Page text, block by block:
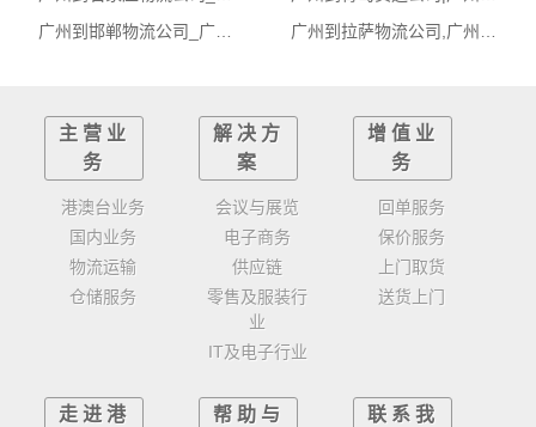
主营业
务
港澳台业务
国内业务
物流运输
仓储服务
解决方
案
会议与展览
电子商务
供应链
零售及服装行
业
IT及电子行业
增值业
务
回单服务
保价服务
上门取货
送货上门
走进港
帮助与
联系我